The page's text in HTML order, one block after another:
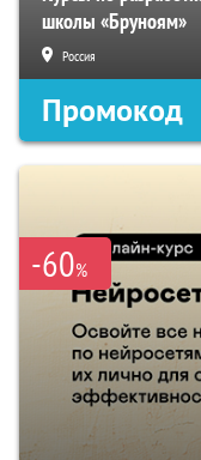
школы «Бруноям»
Россия
Промокод
-60%